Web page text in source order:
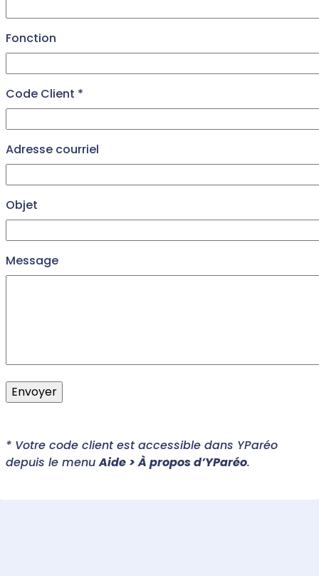
Fonction
Code Client *
Adresse courriel
Objet
Message
* Votre code client est accessible dans YParéo
depuis le menuAide > À propos d’YParéo.